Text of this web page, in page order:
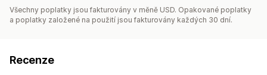
Všechny poplatky jsou fakturovány v měně USD. Opakované poplatky
a poplatky založené na použití jsou fakturovány každých 30 dní.
Recenze